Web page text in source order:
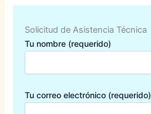
Solicitud de Asistencia Técnica
Tu nombre (requerido)
Tu correo electrónico (requerido)